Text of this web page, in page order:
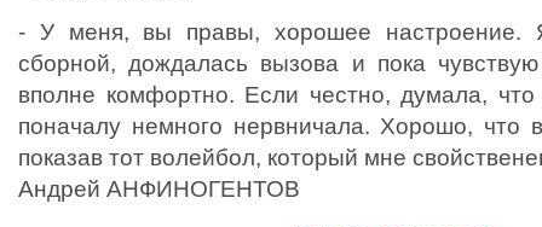
- У меня, вы правы, хорошее настроение.
сборной, дождалась вызова и пока
вполне комфортно. Если честно, думала,
поначалу немного нервничала. Хорошо, что
показав тот волейбол, который мне
Андрей АНФИНОГЕНТОВ